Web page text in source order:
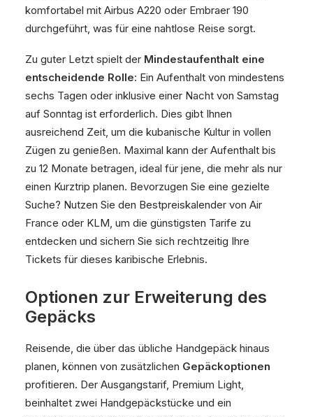
komfortabel mit Airbus A220 oder Embraer 190
durchgeführt, was für eine nahtlose Reise sorgt.
Zu guter Letzt spielt der Mindestaufenthalt eine
entscheidende Rolle: Ein Aufenthalt von mindestens
sechs Tagen oder inklusive einer Nacht von Samstag
auf Sonntag ist erforderlich. Dies gibt Ihnen
ausreichend Zeit, um die kubanische Kultur in vollen
Zügen zu genießen. Maximal kann der Aufenthalt bis
zu 12 Monate betragen, ideal für jene, die mehr als nur
einen Kurztrip planen. Bevorzugen Sie eine gezielte
Suche? Nutzen Sie den Bestpreiskalender von Air
France oder KLM, um die günstigsten Tarife zu
entdecken und sichern Sie sich rechtzeitig Ihre
Tickets für dieses karibische Erlebnis.
Optionen zur Erweiterung des
Gepäcks
Reisende, die über das übliche Handgepäck hinaus
planen, können von zusätzlichen Gepäckoptionen
profitieren. Der Ausgangstarif, Premium Light,
beinhaltet zwei Handgepäckstücke und ein